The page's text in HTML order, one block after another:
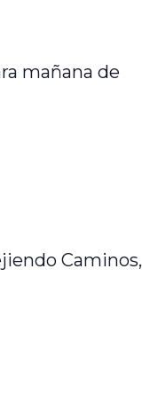
mañana de
Caminos,